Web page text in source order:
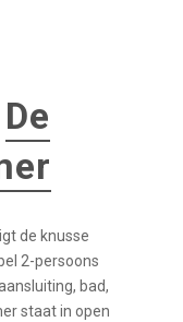
De
de knusse
2-persoons
bad,
staat in open